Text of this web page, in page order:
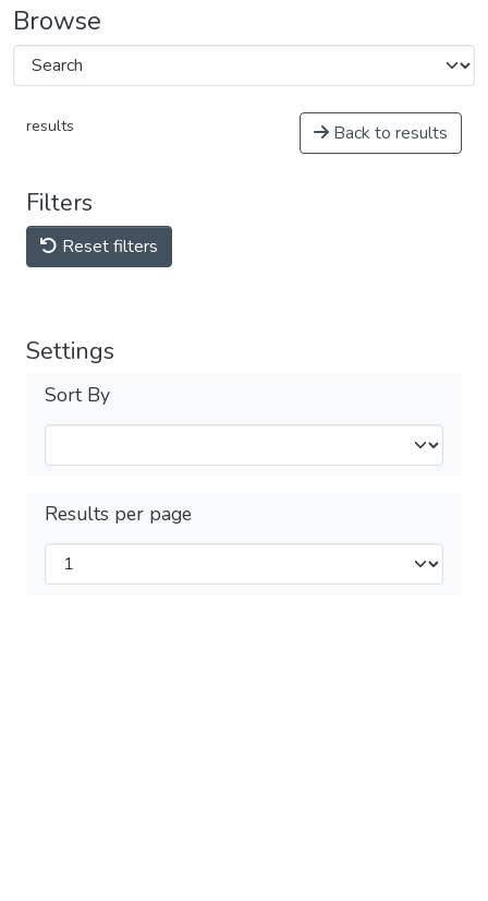
Browse
results Back to results
Filters
Reset filters
Settings
Sort By
Results per page